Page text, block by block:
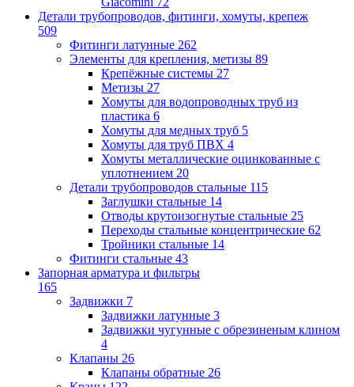
Детали трубопроводов, фитинги, хомуты, крепеж
509
Фитинги латунные 262
Элементы для крепления, метизы 89
Крепёжные системы 27
Метизы 27
Хомуты для водопроводных труб из
пластика 6
Хомуты для медных труб 5
Хомуты для труб ПВХ 4
Хомуты металлические оцинкованные с
уплотнением 20
Детали трубопроводов стальные 115
Заглушки стальные 14
Отводы крутоизогнутые стальные 25
Переходы стальные концентрические 62
Тройники стальные 14
Фитинги стальные 43
Запорная арматура и фильтры
165
Задвижки 7
Задвижки латунные 3
Задвижки чугунные с обрезиненым клином
4
Клапаны 26
Клапаны обратные 26